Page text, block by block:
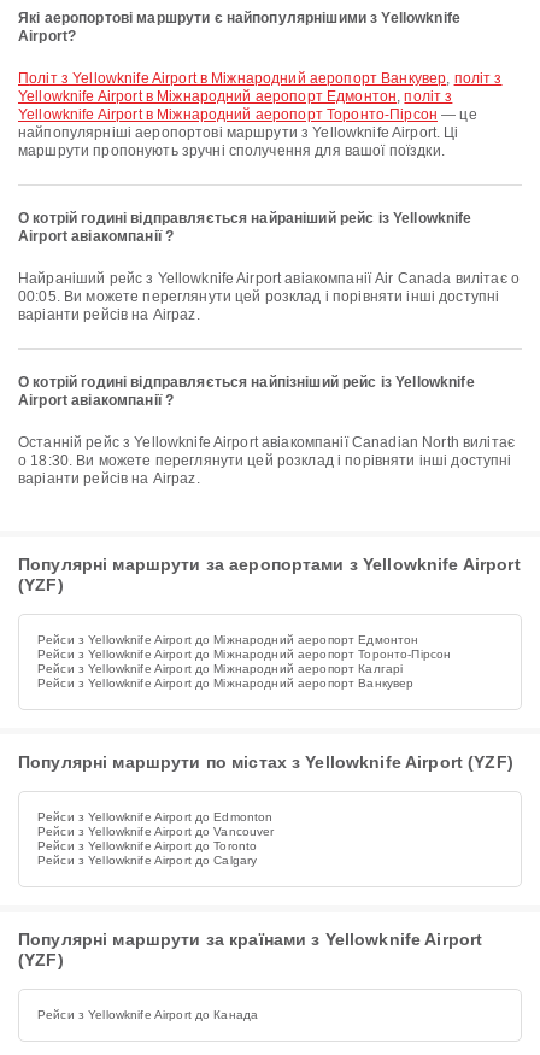
Які аеропортові маршрути є найпопулярнішими з Yellowknife
Airport?
політ з Yellowknife Airport в Міжнародний аеропорт Ванкувер, політ з
Yellowknife Airport в Міжнародний аеропорт Едмонтон,політ з
Yellowknife Airport в Міжнародний аеропорт Торонто-Пірсон — це
найпопулярніші аеропортові маршрути з Yellowknife Airport. Ці
маршрути пропонують зручні сполучення для вашої поїздки.
О котрій годині відправляється найраніший рейс із Yellowknife
Airport авіакомпанії ?
Найраніший рейс з Yellowknife Airport авіакомпанії Air Canada вилітає о
00:05. Ви можете переглянути цей розклад і порівняти інші доступні
варіанти рейсів на Airpaz.
О котрій годині відправляється найпізніший рейс із Yellowknife
Airport авіакомпанії ?
Останній рейс з Yellowknife Airport авіакомпанії Canadian North вилітає
о 18:30. Ви можете переглянути цей розклад і порівняти інші доступні
варіанти рейсів на Airpaz.
Популярні маршрути за аеропортами з Yellowknife Airport
(YZF)
Рейси з Yellowknife Airport до Міжнародний аеропорт Едмонтон
Рейси з Yellowknife Airport до Міжнародний аеропорт Торонто-Пірсон
Рейси з Yellowknife Airport до Міжнародний аеропорт Калгарі
Рейси з Yellowknife Airport до Міжнародний аеропорт Ванкувер
Популярні маршрути по містах з Yellowknife Airport (YZF)
Рейси з Yellowknife Airport до Edmonton
Рейси з Yellowknife Airport до Vancouver
Рейси з Yellowknife Airport до Toronto
Рейси з Yellowknife Airport до Calgary
Популярні маршрути за країнами з Yellowknife Airport
(YZF)
Рейси з Yellowknife Airport до Канада